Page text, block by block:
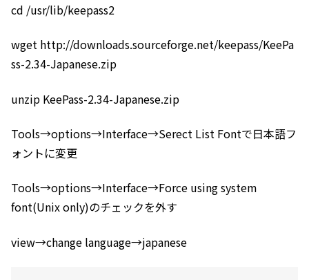
cd /usr/lib/keepass2
wget http://downloads.sourceforge.net/keepass/KeePa
ss-2.34-Japanese.zip
unzip KeePass-2.34-Japanese.zip
Tools→options→Interface→Serect List Fontで日本語フ
ォントに変更
Tools→options→Interface→Force using system
font(Unix only)のチェックを外す
view→change language→japanese